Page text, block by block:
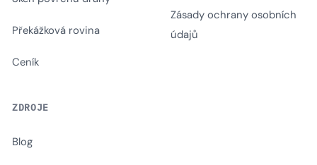
Překážková rovina
Ceník
ZDROJE
Blog
Zásady ochrany osobních
údajů